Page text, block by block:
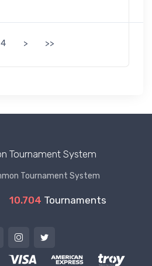
4 > >>
Tournament System
Tournament System
10.704 Tournaments